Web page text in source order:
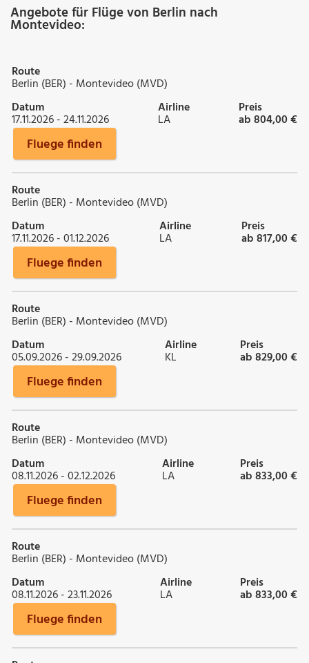
Angebote für Flüge von Berlin nach
Montevideo:
Route
Berlin (BER) - Montevideo (MVD)
Datum
17.11.2026 - 24.11.2026
Airline
LA
Preis
ab 804,00 €
Fluege finden
Route
Berlin (BER) - Montevideo (MVD)
Datum
17.11.2026 - 01.12.2026
Airline
LA
Preis
ab 817,00 €
Fluege finden
Route
Berlin (BER) - Montevideo (MVD)
Datum
05.09.2026 - 29.09.2026
Airline
KL
Preis
ab 829,00 €
Fluege finden
Route
Berlin (BER) - Montevideo (MVD)
Datum
08.11.2026 - 02.12.2026
Airline
LA
Preis
ab 833,00 €
Fluege finden
Route
Berlin (BER) - Montevideo (MVD)
Datum
08.11.2026 - 23.11.2026
Airline
LA
Preis
ab 833,00 €
Fluege finden